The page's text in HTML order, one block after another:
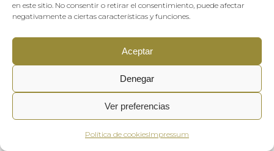
en este sitio. No consentir o retirar el consentimiento, puede afectar
negativamente a ciertas características y funciones.
Aceptar
Denegar
Ver preferencias
Política de cookiesImpressum
comment.